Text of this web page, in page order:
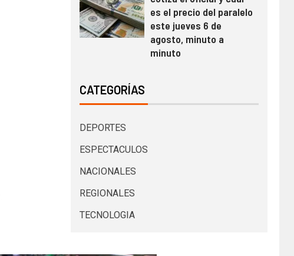
es el precio del paralelo
este jueves 6 de
agosto, minuto a
minuto
CATEGORÍAS
DEPORTES
ESPECTACULOS
NACIONALES
REGIONALES
TECNOLOGIA